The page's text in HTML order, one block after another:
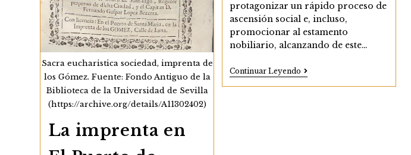
protagonizar un rápido proceso de
ascensión social e, incluso,
promocionar al estamento
nobiliario, alcanzando de este…
Continuar Leyendo La
Vida
Material
Sacra eucharistica sociedad, imprenta de
los Gómez. Fuente: Fondo Antiguo de la
Biblioteca de la Universidad de Sevilla
(https://archive.org/details/A11302402)
La imprenta en